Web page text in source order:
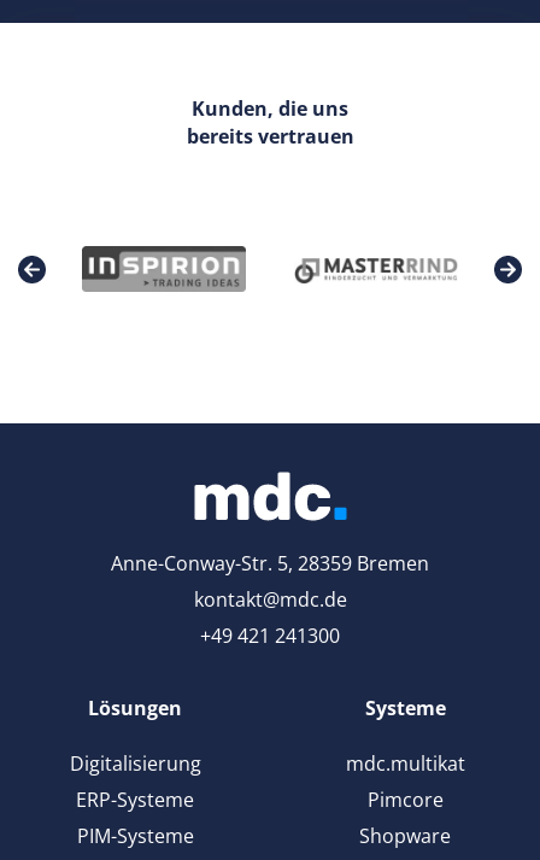
Kunden, die uns
bereits vertrauen
Anne-Conway-Str. 5, 28359 Bremen
kontakt@mdc.de
+49 421 241300
Lösungen
Digitalisierung
ERP-Systeme
PIM-Systeme
Systeme
mdc.multikat
Pimcore
Shopware